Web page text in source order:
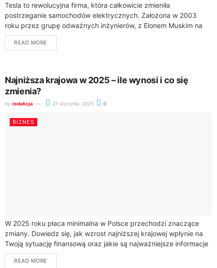
Tesla to rewolucyjna firma, która całkowicie zmieniła
postrzeganie samochodów elektrycznych. Założona w 2003
roku przez grupę odważnych inżynierów, z Elonem Muskim na
czele, stała się synonimem innowacji w motoryzacji.Dzięki
wizjonerskim...
READ MORE
Najniższa krajowa w 2025 – ile wynosi i co się
zmienia?
by redakcja 21 stycznia, 2025 0
BIZNES
W 2025 roku płaca minimalna w Polsce przechodzi znaczące
zmiany. Dowiedz się, jak wzrost najniższej krajowej wpłynie na
Twoją sytuację finansową oraz jakie są najważniejsze informacje
dotyczące wynagrodzenia.Od 1 stycznia...
READ MORE